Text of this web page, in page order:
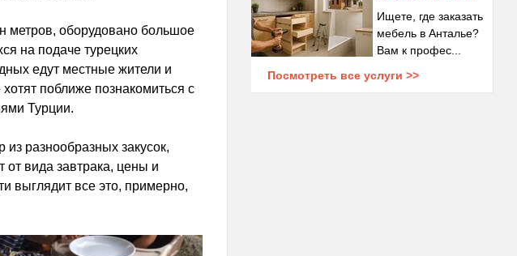
метров, оборудовано большое
на подаче турецких
едут местные жители и
поближе познакомиться с
Турции.
из разнообразных закусок,
от вида завтрака, цены и
выглядит все это, примерно,
Ищете, где заказать
мебель в Анталье?
Вам к профес...
Посмотреть все услуги >>